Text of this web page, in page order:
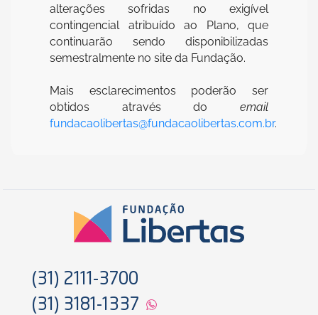
alterações sofridas no exigível
contingencial atribuído ao Plano, que
continuarão sendo disponibilizadas
semestralmente no site da Fundação.
Mais esclarecimentos poderão ser
obtidos através do email
fundacaolibertas@fundacaolibertas.com.br.
(31) 2111-3700
(31) 3181-1337